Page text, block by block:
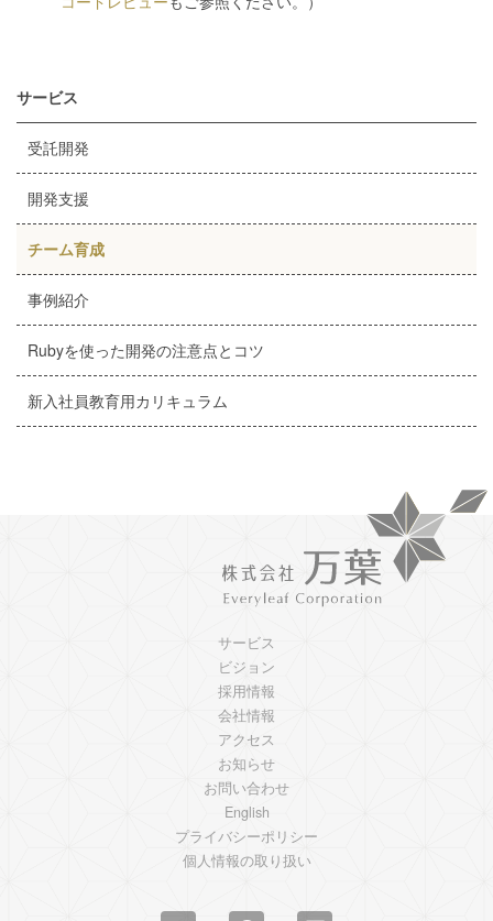
サービス
受託開発
開発支援
チーム育成
事例紹介
Rubyを使った開発の注意点とコツ
新入社員教育用カリキュラム
サービス
ビジョン
採用情報
会社情報
アクセス
お知らせ
お問い合わせ
English
プライバシーポリシー
個人情報の取り扱い